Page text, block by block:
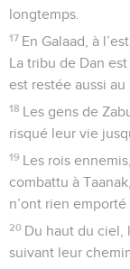
longtemps.
17 En Galaad, à
La tribu de Dan
est restée aussi au
18 Les gens de
risqué leur vie
19 Les rois
combattu à
n’ont rien
20 Du haut du ciel,
suivant leur